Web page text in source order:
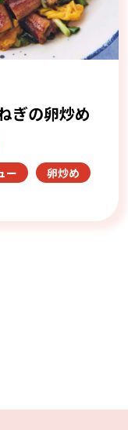
ぎの卵炒め
ー
卵炒め